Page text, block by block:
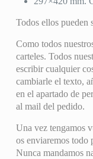
Todos ellos pueden
Como todos
carteles. Todos
escribir cualquier
cambiarle el texto,
en el apartado de
al mail del pedido.
Una vez tengamos
os enviaremos todo
Nunca mandamos